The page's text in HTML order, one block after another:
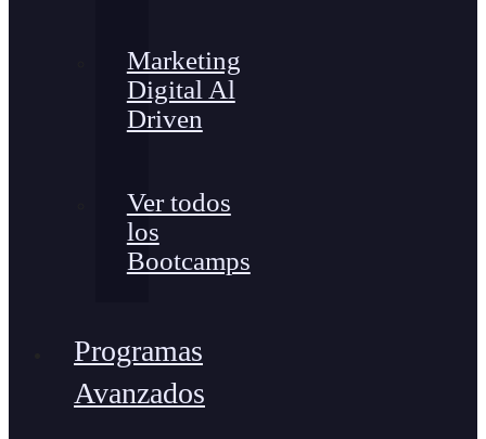
Marketing
Digital Al
Driven
Ver todos
los
Bootcamps
Programas
Avanzados